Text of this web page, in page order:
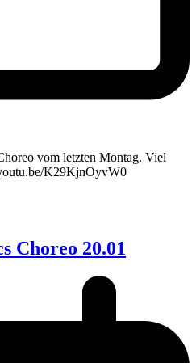
vom letzten Montag. Viel
K29KjnOyvW0
Choreo 20.01